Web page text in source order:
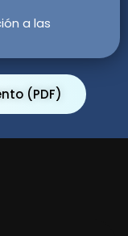
a las
(PDF)